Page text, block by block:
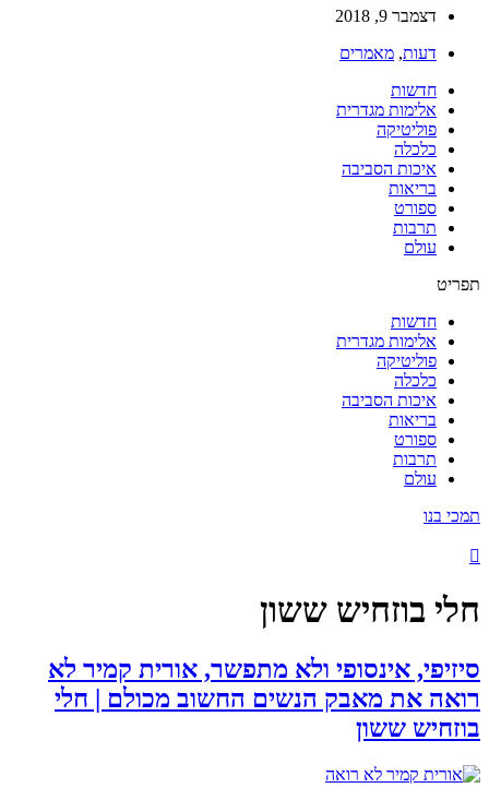
דצמבר 9, 2018
דעות, מאמרים
חדשות
אלימות מגדרית
פוליטיקה
כלכלה
איכות הסביבה
בריאות
ספורט
תרבות
עולם
תפריט
חדשות
אלימות מגדרית
פוליטיקה
כלכלה
איכות הסביבה
בריאות
ספורט
תרבות
עולם
תמכי בנו
חלי בוזחיש ששון
סיזיפי, אינסופי ולא מתפשר, אורית קמיר לא
רואה את מאבק הנשים החשוב מכולם | חלי
בוזחיש ששון